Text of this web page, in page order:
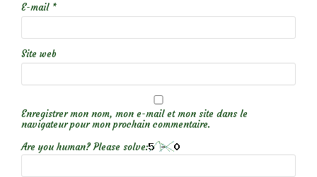
E-mail *
Site web
Enregistrer mon nom, mon e-mail et mon site dans le
navigateur pour mon prochain commentaire.
Are you human? Please solve: